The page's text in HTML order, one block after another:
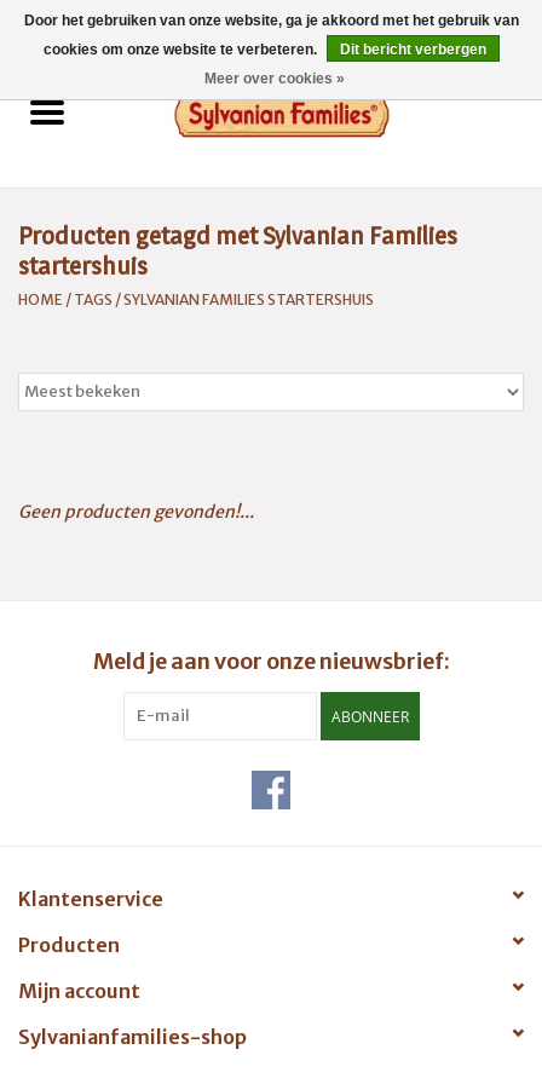
0 Artikelen - €0,00
Home
Catalogus 2026
Producten getagd met Sylvanian Families
startershuis
HOME / TAGS /SYLVANIAN FAMILIES STARTERSHUIS
Geen producten gevonden!...
Meld je aan voor onze nieuwsbrief:
ABONNEER
Klantenservice
Producten
Mijn account
Sylvanianfamilies-shop
Door het gebruiken van onze website, ga je akkoord met het gebruik van
cookies om onze website te verbeteren.
Dit bericht verbergen
Meer over cookies »